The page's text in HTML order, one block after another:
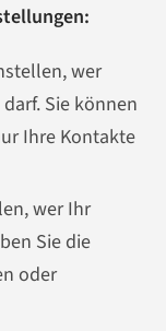
wer
Sie können
Ihre Kontakte
wer Ihr
Sie die
oder